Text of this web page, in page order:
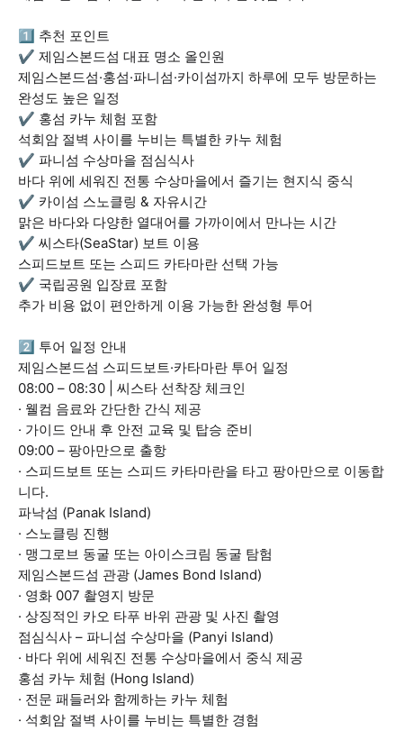
1️⃣ 추천 포인트
✔️ 제임스본드섬 대표 명소 올인원
제임스본드섬·홍섬·파니섬·카이섬까지 하루에 모두 방문하는
완성도 높은 일정
✔️ 홍섬 카누 체험 포함
석회암 절벽 사이를 누비는 특별한 카누 체험
✔️ 파니섬 수상마을 점심식사
바다 위에 세워진 전통 수상마을에서 즐기는 현지식 중식
✔️ 카이섬 스노클링 & 자유시간
맑은 바다와 다양한 열대어를 가까이에서 만나는 시간
✔️ 씨스타(SeaStar) 보트 이용
스피드보트 또는 스피드 카타마란 선택 가능
✔️ 국립공원 입장료 포함
추가 비용 없이 편안하게 이용 가능한 완성형 투어
2️⃣ 투어 일정 안내
제임스본드섬 스피드보트·카타마란 투어 일정
08:00 – 08:30 | 씨스타 선착장 체크인
· 웰컴 음료와 간단한 간식 제공
· 가이드 안내 후 안전 교육 및 탑승 준비
09:00 – 팡아만으로 출항
· 스피드보트 또는 스피드 카타마란을 타고 팡아만으로 이동합
니다.
파낙섬 (Panak Island)
· 스노클링 진행
· 맹그로브 동굴 또는 아이스크림 동굴 탐험
제임스본드섬 관광 (James Bond Island)
· 영화 007 촬영지 방문
· 상징적인 카오 타푸 바위 관광 및 사진 촬영
점심식사 – 파니섬 수상마을 (Panyi Island)
· 바다 위에 세워진 전통 수상마을에서 중식 제공
홍섬 카누 체험 (Hong Island)
· 전문 패들러와 함께하는 카누 체험
· 석회암 절벽 사이를 누비는 특별한 경험